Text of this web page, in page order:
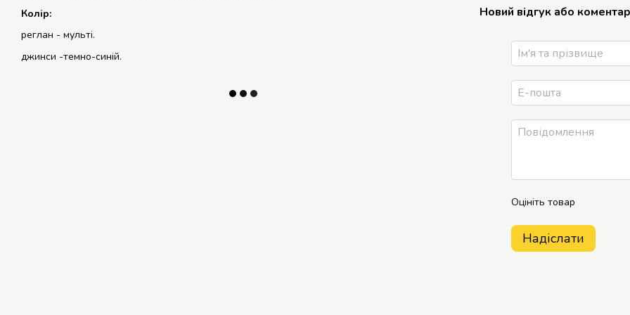
Колір:
реглан - мульті.
джинси -темно-синій.
Новий відгук або коментар
Оцініть товар
Надіслати